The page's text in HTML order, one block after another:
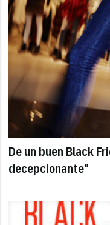
De un buen Black
decepcionante"